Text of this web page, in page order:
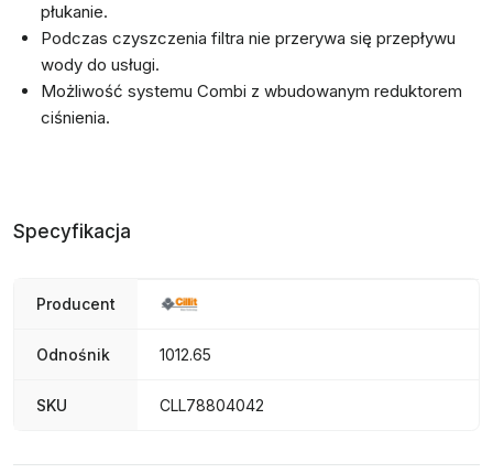
płukanie.
Podczas czyszczenia filtra nie przerywa się przepływu
wody do usługi.
Możliwość systemu Combi z wbudowanym reduktorem
ciśnienia.
Specyfikacja
Producent
Odnośnik 1012.65
SKU CLL78804042